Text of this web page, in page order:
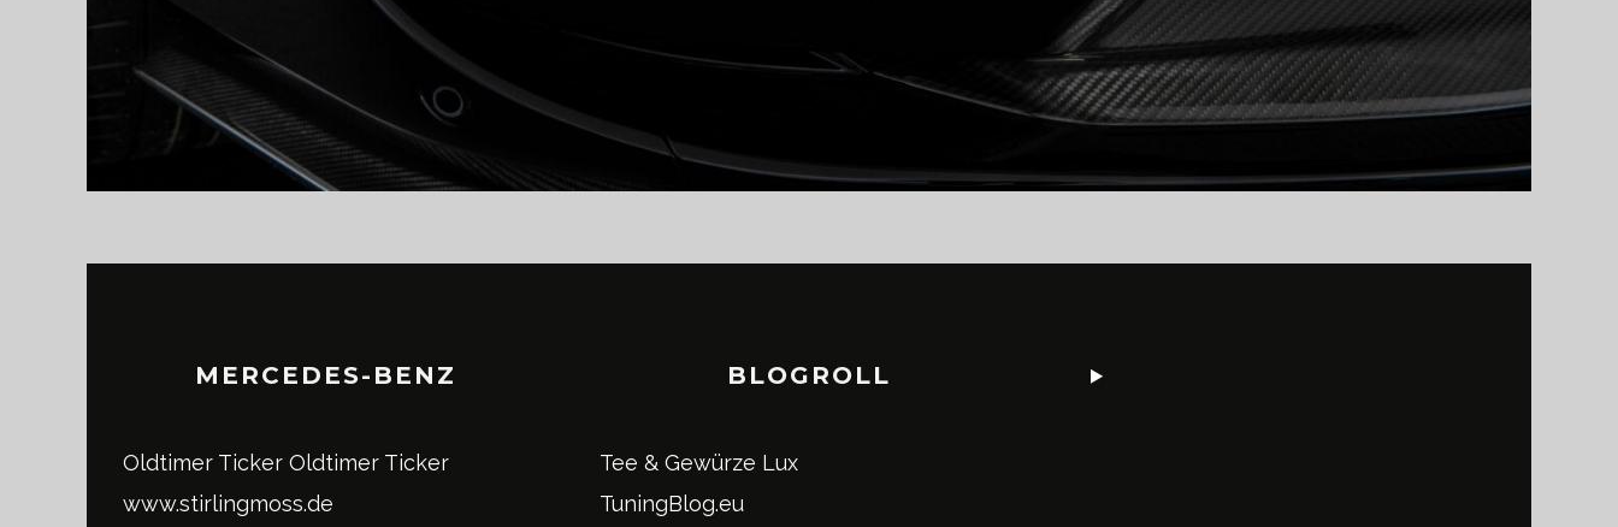
MERCEDES-BENZ
Oldtimer Ticker Oldtimer Ticker
www.stirlingmoss.de
BLOGROLL
Tee & Gewürze Lux
TuningBlog.eu